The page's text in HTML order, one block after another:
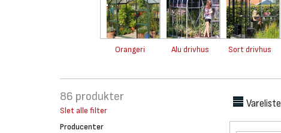
Orangeri Alu drivhus Sort drivhus
86 produkter
Slet alle filter
Producenter
Vareliste